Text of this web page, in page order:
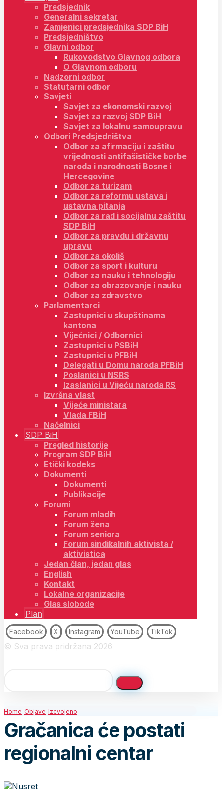
Predsjednik
Generalni sekretar
Zamjenici predsjednika SDP BiH
Predsjedništvo
Glavni odbor
Rukovodstvo Glavnog odbora
O Glavnom odboru
Nadzorni odbor
Statutarni odbor
Savjeti
Savjet za ekonomski razvoj
Savjet za razvoj SDP BiH
Savjet za lokalnu samoupravu
Odbori Predsjedništva
Odbor za afirmaciju i zaštitu
vrijednosti antifašističke borbe
naroda i narodnosti Bosne i
Hercegovine
Odbor za turizam
Odbor za reformu ustava i
ustavna pitanja
Odbor za rad i socijalnu zaštitu
SDP BiH
Odbor za pravdu i državnu
upravu
Odbor za okoliš
Odbor za sport i kulturu
Odbor za nauku i tehnologiju
Odbor za obrazovanje i nauku
Odbor za zdravstvo
Parlamentarci
Zastupnici u skupštinama
kantona
Vijećnici / Odbornici
Zastupnici u PSBiH
Zastupnici u PFBiH
Delegati u Domu naroda PFBiH
Poslanici u NSRS
Izaslanici u Vijeću naroda RS
Izvršna vlast
Vijeće ministara
Vlada FBiH
Načelnici
SDP BiH
Pregled historije
Program SDP BiH
Etički kodeks
Dokumenti
Dokumenti
Publikacije
Forumi
Forum mladih
Forum žena
Forum seniora
Forum sindikalnih aktivista /
aktivistica
Jedan član, jedan glas
English
Kontakt
Lokalne organizacije
Glas slobode
Plan
Facebook X Instagram YouTube TikTok
© Sva prava pridržana 2026
Home Objave Izdvojeno
Gračanica će postati
regionalni centar